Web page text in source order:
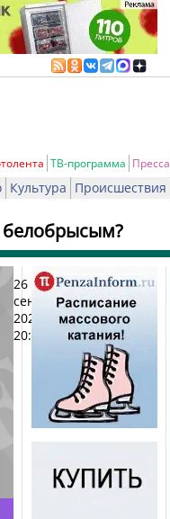
ТВ-программа Пресса
Культура Происшествия
белобрысым?
26
сентября
2025,
20:00